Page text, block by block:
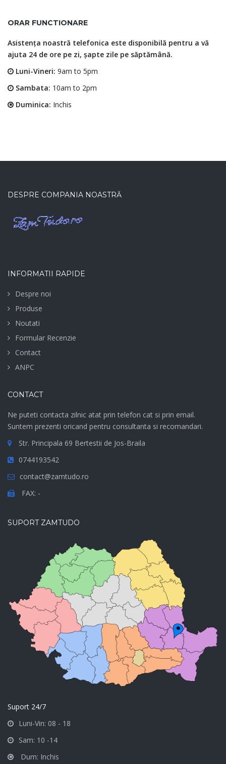
ORAR FUNCTIONARE
Asistența noastră telefonica este disponibilă pentru a vă
ajuta 24 de ore pe zi, șapte zile pe săptămână.
Luni-Vineri: 9am to 5pm
Sambata: 10am to 2pm
Duminica: Inchis
DESPRE COMPANIA NOASTRĂ
INFORMATII RAPIDE
Despre noi
Produse
Noutati
Formular Recenzie
Contact
ANPC
CONTACT
Ne puteti contacta zilnic atat prin telefon cat si prin email.
Suntem prezenti oricand pentru consultanta si recomandari.
Str. Principala 69 Bertestii de Jos-Braila
0744193542
contact@zamtudo.ro
FAX: -
SUPORT ZAMTUDO
Suport 24/7
Luni-Vin: 08 - 18
Sam: 10 -14
Dum: Inchis